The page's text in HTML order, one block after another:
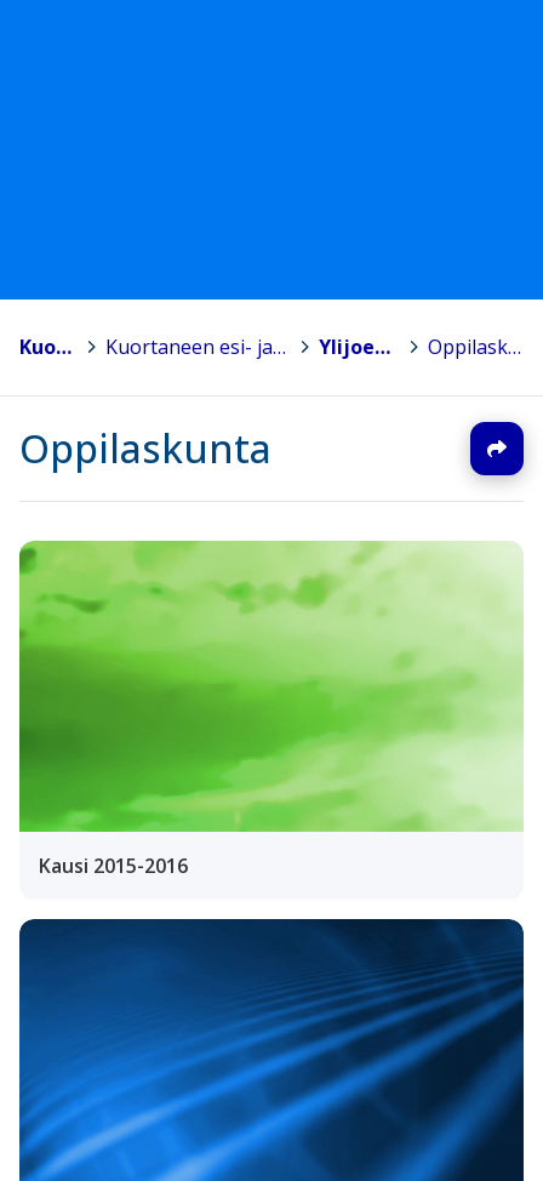
Kuortane Kuortaneen esi- ja perusopetus Ylijoen koulu Oppilaskunta
Oppilaskunta
Kausi 2015-2016